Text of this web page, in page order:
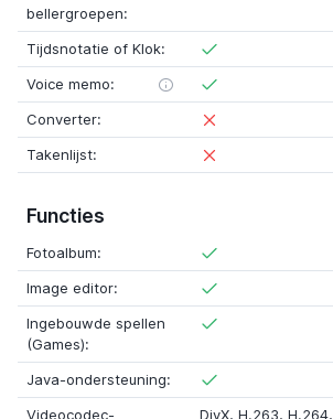
bellergroepen:
Tijdsnotatie of Klok:
Voice memo:
Converter:
Takenlijst:
Functies
Fotoalbum:
Image editor:
Ingebouwde spellen
(Games):
Java-ondersteuning:
Videocodec-
DivX, H.263, H.264,